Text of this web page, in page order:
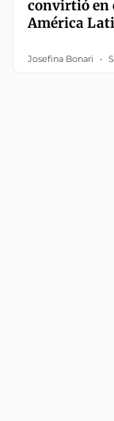
convirtió en
América
Josefina Bonari